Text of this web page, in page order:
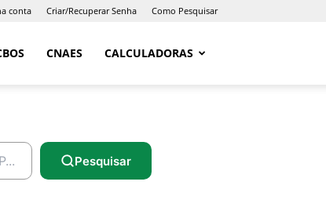
conta Criar/Recuperar Senha Como Pesquisar
CNAES CALCULADORAS
Pesquisar